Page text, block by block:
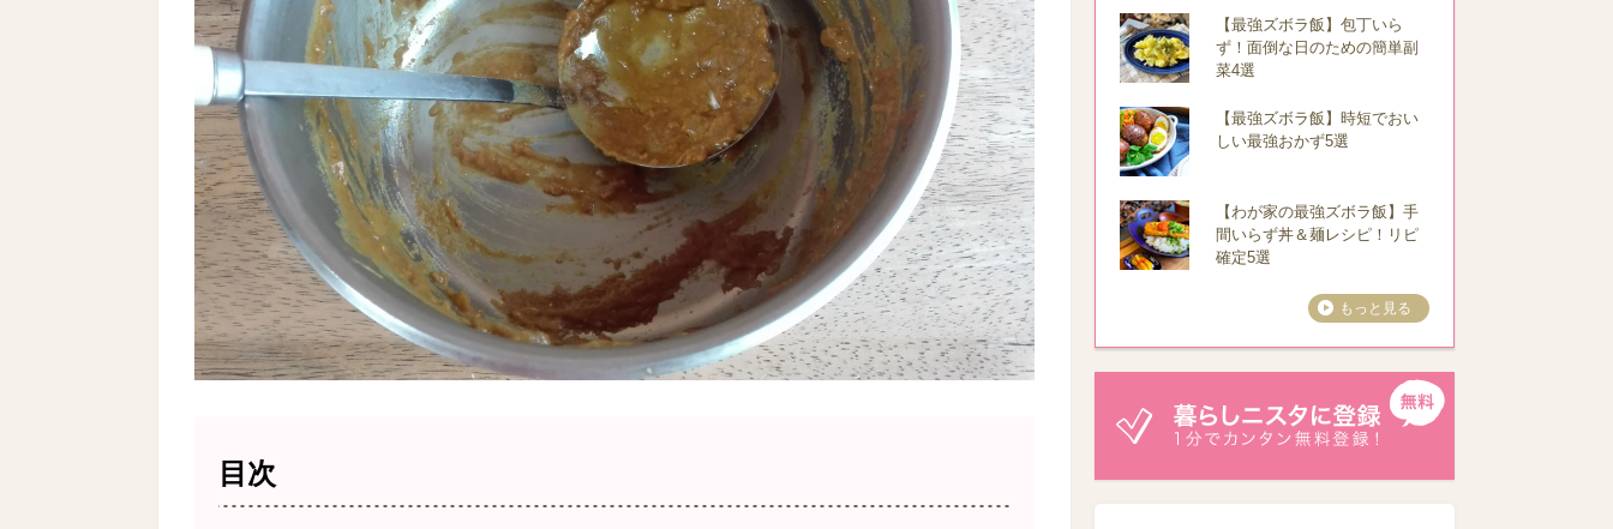
目次
【最強ズボラ飯】包丁いら
ず！面倒な日のための簡単副
菜4選
【最強ズボラ飯】時短でおい
しい最強おかず5選
【わが家の最強ズボラ飯】手
間いらず丼＆麺レシピ！リピ
確定5選
もっと見る